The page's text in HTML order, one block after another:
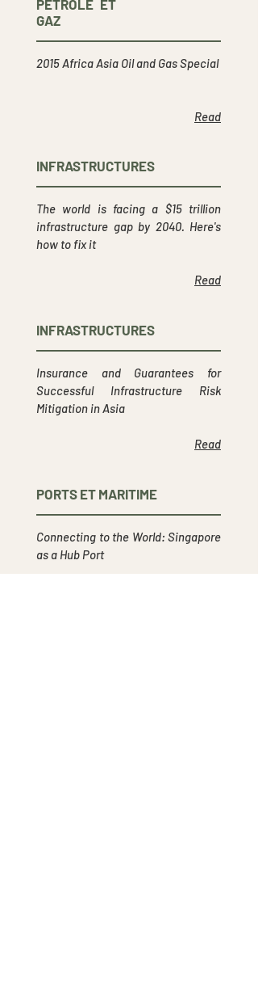
PÉTROLE ET
GAZ
2015 Africa Asia Oil and Gas Special
Read
INFRASTRUCTURES
The world is facing a $15 trillion
infrastructure gap by 2040. Here's
how to fix it
Read
INFRASTRUCTURES
Insurance and Guarantees for
Successful Infrastructure Risk
Mitigation in Asia
Read
PORTS ET MARITIME
Connecting to the World: Singapore
as a Hub Port